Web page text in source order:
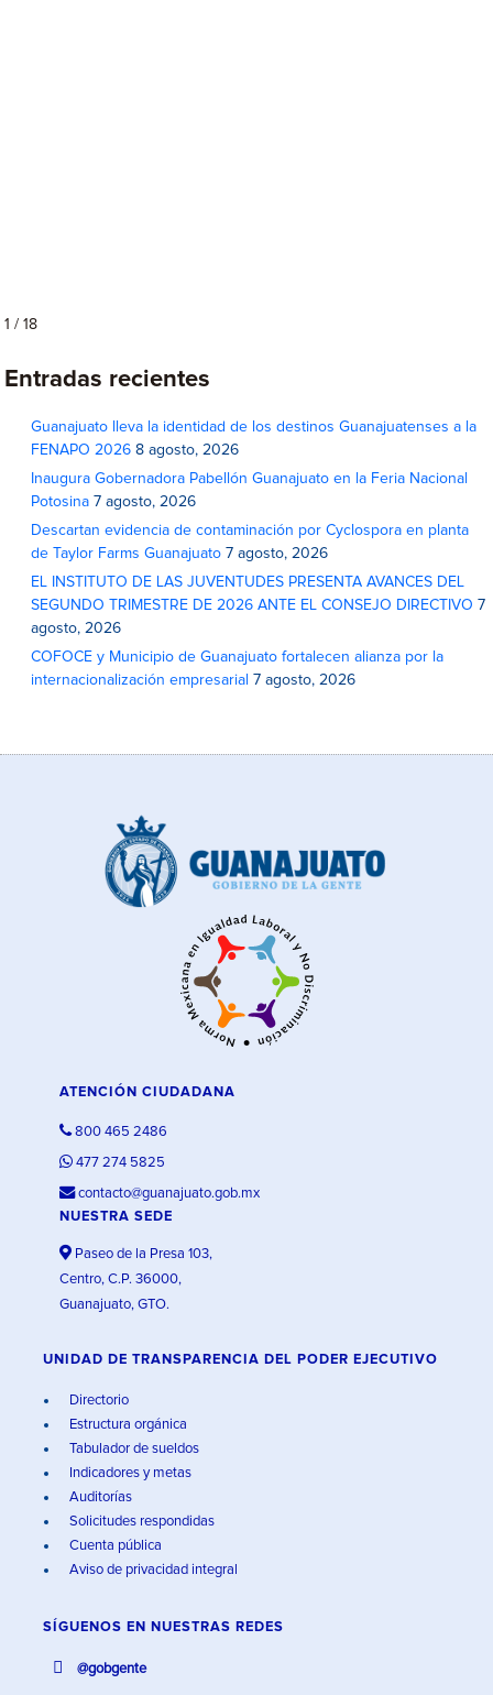
1 / 18
Entradas recientes
Guanajuato lleva la identidad de los destinos Guanajuatenses a la
FENAPO 2026 8 agosto, 2026
Inaugura Gobernadora Pabellón Guanajuato en la Feria Nacional
Potosina 7 agosto, 2026
Descartan evidencia de contaminación por Cyclospora en planta
de Taylor Farms Guanajuato 7 agosto, 2026
EL INSTITUTO DE LAS JUVENTUDES PRESENTA AVANCES DEL
SEGUNDO TRIMESTRE DE 2026 ANTE EL CONSEJO DIRECTIVO 7
agosto, 2026
COFOCE y Municipio de Guanajuato fortalecen alianza por la
internacionalización empresarial 7 agosto, 2026
ATENCIÓN CIUDADANA
800 465 2486
477 274 5825
contacto@guanajuato.gob.mx
NUESTRA SEDE
Paseo de la Presa 103,
Centro, C.P. 36000,
Guanajuato, GTO.
UNIDAD DE TRANSPARENCIA DEL PODER EJECUTIVO
Directorio
Estructura orgánica
Tabulador de sueldos
Indicadores y metas
Auditorías
Solicitudes respondidas
Cuenta pública
Aviso de privacidad integral
SÍGUENOS EN NUESTRAS REDES
@gobgente